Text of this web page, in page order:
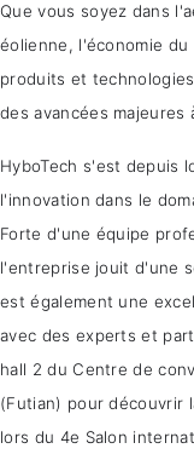
Que vous soyez dans
éolienne, l'économie
produits et
des avancées majeures
HyboTech s'est depuis
l'innovation dans le
Forte d'une équipe
l'entreprise jouit d'une
est également une
avec des experts et
hall 2 du Centre de
(Futian) pour découvrir
lors du 4e Salon